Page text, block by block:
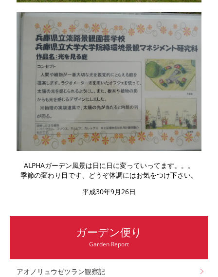
ALPHAガーデン風景は日に日に変っていってます。。。
季節の変わり目です、どうぞ体調にはお気をつけ下さい。
平成30年9月26日
ガーデン便り
Garden Report
アオノリュウゼツラン観察記